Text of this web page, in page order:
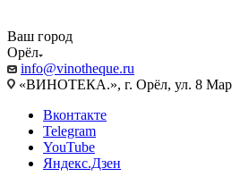
Ваш город
Орёл
info@vinotheque.ru
«ВИНОТЕКА.», г. Орёл, ул. 8
Вконтакте
Telegram
YouTube
Яндекс.Дзен